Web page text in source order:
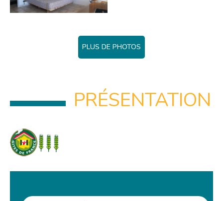
PLUS DE PHOTOS
PRÉSENTATION